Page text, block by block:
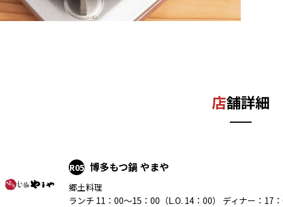
店舗詳細
R05 博多もつ鍋 やまや
郷土料理
ランチ 11：00～15：00（L.O. 14：00） ディナー：17